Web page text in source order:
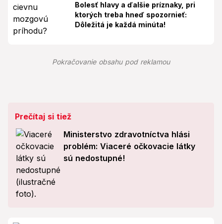
Bolesť hlavy a ďalšie príznaky, pri
ktorých treba hneď spozornieť:
Dôležitá je každá minúta!
Pokračovanie obsahu pod reklamou
Prečítaj si tiež
Ministerstvo zdravotníctva hlási
problém: Viaceré očkovacie látky
sú nedostupné!